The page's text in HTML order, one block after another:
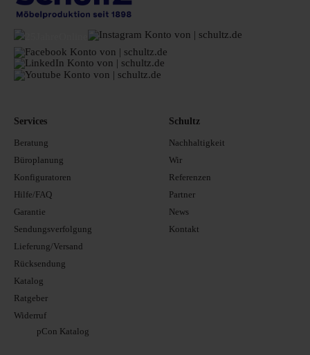
Services
Beratung
Büroplanung
Konfiguratoren
Hilfe/FAQ
Garantie
Sendungsverfolgung
Lieferung/Versand
Rücksendung
Katalog
Ratgeber
Widerruf
pCon Katalog
Schultz
Nachhaltigkeit
Wir
Referenzen
Partner
News
Kontakt